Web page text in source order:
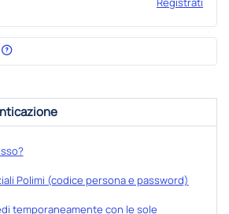
Polimi (codice persona e password)
temporaneamente con le sole